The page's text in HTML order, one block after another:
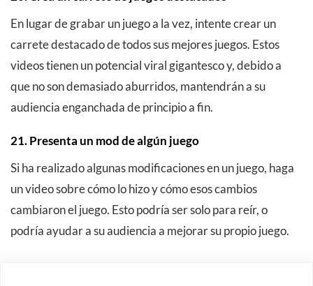
En lugar de grabar un juego a la vez, intente crear un
carrete destacado de todos sus mejores juegos. Estos
videos tienen un potencial viral gigantesco y, debido a
que no son demasiado aburridos, mantendrán a su
audiencia enganchada de principio a fin.
21. Presenta un mod de algún juego
Si ha realizado algunas modificaciones en un juego, haga
un video sobre cómo lo hizo y cómo esos cambios
cambiaron el juego. Esto podría ser solo para reír, o
podría ayudar a su audiencia a mejorar su propio juego.